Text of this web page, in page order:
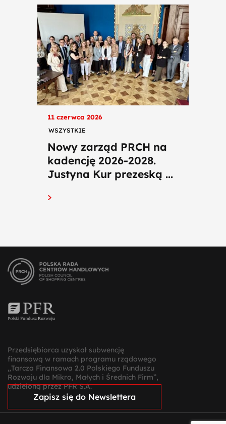
11 czerwca 2026
WSZYSTKIE
Nowy zarząd PRCH na
kadencję 2026-2028.
Justyna Kur prezeską ...
Przedsiębiorca uzyskał subwencję
finansową w ramach programu rządowego
„Tarcza Finansowa 2.0 Polskiego Funduszu
Rozwoju dla Mikro, Małych i Średnich Firm”,
udzieloną przez PFR S.A.
Zapisz się do Newslettera